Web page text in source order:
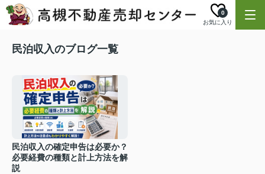
お気に入り
0
民泊収入のブログ一覧
民泊収入の確定申告は必要か？
必要経費の種類と計上方法を解
説